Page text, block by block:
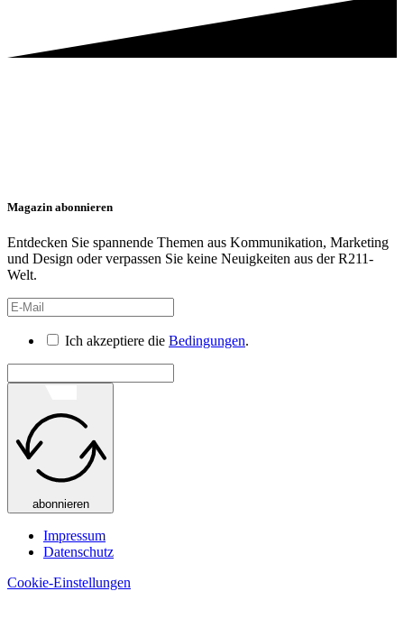
Magazin abonnieren
Entdecken Sie spannende Themen aus Kommunikation, Marketing
und Design oder verpassen Sie keine Neuigkeiten aus der R211-
Welt.
Ich akzeptiere die Bedingungen.
abonnieren
Impressum
Datenschutz
Cookie-Einstellungen